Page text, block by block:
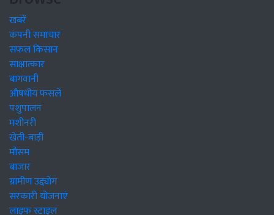
खबरें
कंपनी समाचार
सफल किसान
साक्षात्कार
बागवानी
औषधीय फसलें
पशुपालन
मशीनरी
खेती-बाड़ी
मौसम
बाजार
ग्रामीण उद्द्योग
सरकारी योजनाएं
लाइफ स्टाइल